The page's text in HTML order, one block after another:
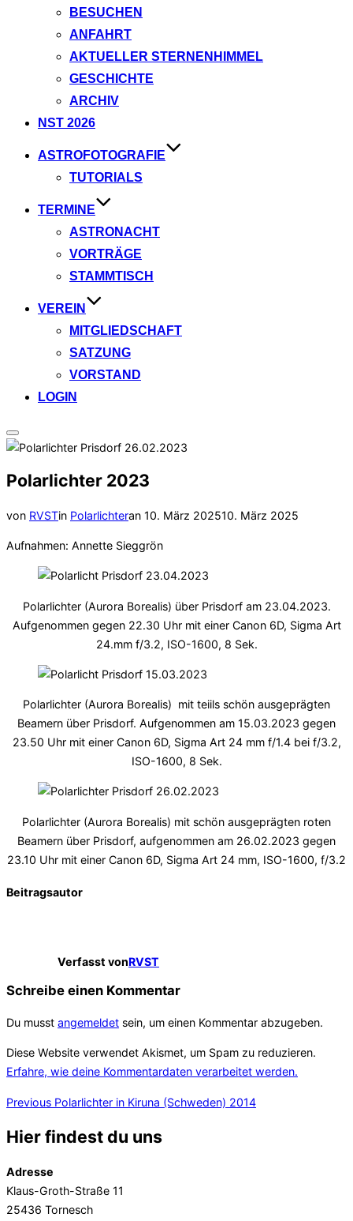
BESUCHEN
ANFAHRT
AKTUELLER STERNENHIMMEL
GESCHICHTE
ARCHIV
NST 2026
ASTROFOTOGRAFIE
TUTORIALS
TERMINE
ASTRONACHT
VORTRÄGE
STAMMTISCH
VEREIN
MITGLIEDSCHAFT
SATZUNG
VORSTAND
LOGIN
Seitenleiste
&
umschalten
Polarlichter 2023
von RVSTin Polarlichteran Veröffentlicht
10. März 202510. März 2025
Aufnahmen: Annette Sieggrön
Polarlichter (Aurora Borealis) über Prisdorf am 23.04.2023.
Aufgenommen gegen 22.30 Uhr mit einer Canon 6D, Sigma Art
24.mm f/3.2, ISO-1600, 8 Sek.
Polarlichter (Aurora Borealis) mit teiils schön ausgeprägten
Beamern über Prisdorf. Aufgenommen am 15.03.2023 gegen
23.50 Uhr mit einer Canon 6D, Sigma Art 24 mm f/1.4 bei f/3.2,
ISO-1600, 8 Sek.
Polarlichter (Aurora Borealis) mit schön ausgeprägten roten
Beamern über Prisdorf, aufgenommen am 26.02.2023 gegen
23.10 Uhr mit einer Canon 6D, Sigma Art 24 mm, ISO-1600, f/3.2
Beitragsautor
Verfasst vonRVST
Schreibe einen Kommentar
Du musst angemeldet sein, um einen Kommentar abzugeben.
Diese Website verwendet Akismet, um Spam zu reduzieren.
Erfahre, wie deine Kommentardaten verarbeitet werden.
Beitragsnavigation
Previous
Previous Polarlichter in Kiruna (Schweden) 2014
Hier findest du uns
Adresse
Klaus-Groth-Straße 11
25436 Tornesch